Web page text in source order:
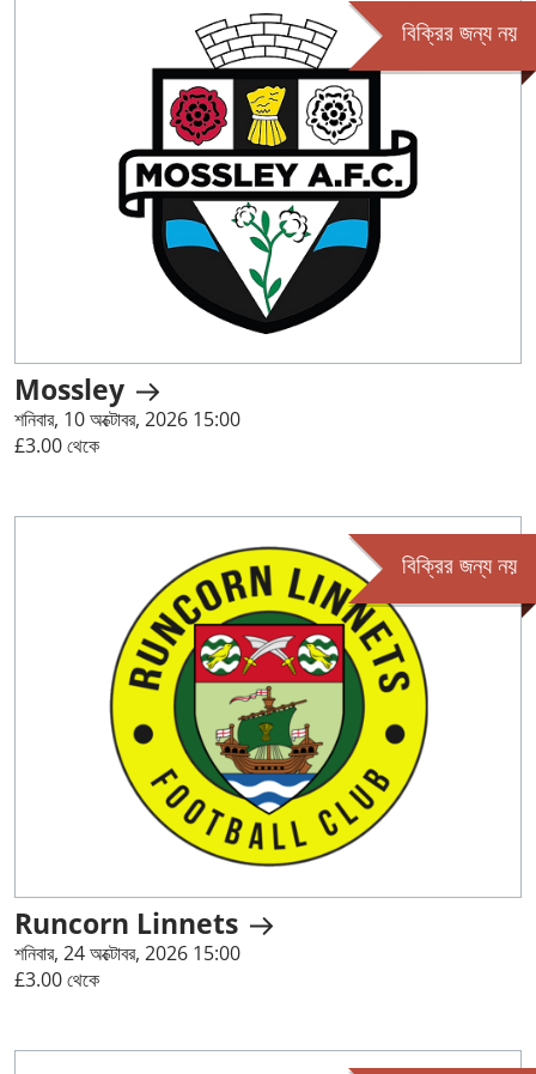
বিক্রির জন্য নয়
Mossley
শনিবার, 10 অক্টোবর, 2026 15:00
£3.00 থেকে
বিক্রির জন্য নয়
Runcorn Linnets
শনিবার, 24 অক্টোবর, 2026 15:00
£3.00 থেকে